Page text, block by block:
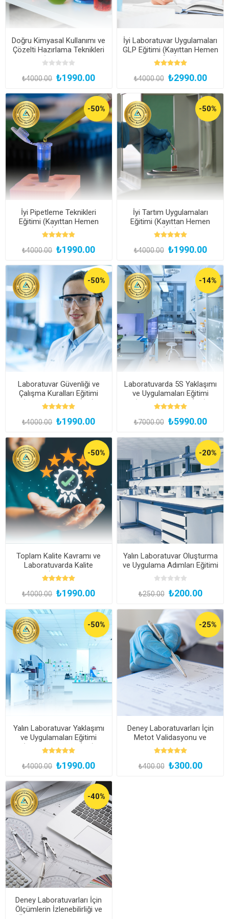
Doğru Kimyasal Kullanımı ve
Çözelti Hazırlama Teknikleri
Eğitimi (Kayıttan Hemen
İzle)
₺4000.00 ₺1990.00
İyi Laboratuvar Uygulamaları
GLP Eğitimi (Kayıttan Hemen
İzle)
₺4000.00 ₺2990.00
-50%
İyi Pipetleme Teknikleri
Eğitimi (Kayıttan Hemen
İzle)
₺4000.00 ₺1990.00
-50%
İyi Tartım Uygulamaları
Eğitimi (Kayıttan Hemen
İzle)
₺4000.00 ₺1990.00
-50%
Laboratuvar Güvenliği ve
Çalışma Kuralları Eğitimi
(Kayıttan Hemen İzle)
₺4000.00 ₺1990.00
-14%
Laboratuvarda 5S Yaklaşımı
ve Uygulamaları Eğitimi
(Kayıttan Hemen İzle)
₺7000.00 ₺5990.00
-50%
Toplam Kalite Kavramı ve
Laboratuvarda Kalite
Yaklaşımı (Kayıttan Hemen
İzle)
₺4000.00 ₺1990.00
-20%
Yalın Laboratuvar Oluşturma
ve Uygulama Adımları Eğitimi
₺250.00 ₺200.00
-50%
Yalın Laboratuvar Yaklaşımı
ve Uygulamaları Eğitimi
(Kayıttan Hemen İzle)
₺4000.00 ₺1990.00
-25%
Deney Laboratuvarları İçin
Metot Validasyonu ve
Verifikasyonu Webinarı
₺400.00 ₺300.00
-40%
Deney Laboratuvarları İçin
Ölçümlerin İzlenebilirliği ve